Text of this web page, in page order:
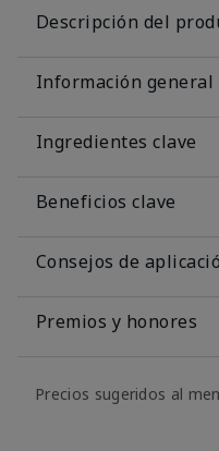
Descripción del
Información general
Ingredientes clave
Beneficios clave
Consejos de
Premios y honores
Precios sugeridos al